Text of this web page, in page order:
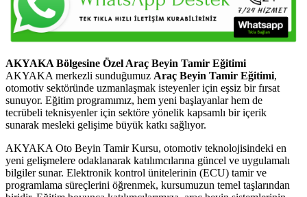
AKYAKA Bölgesine Özel Araç Beyin Tamir Eğitimi
AKYAKA merkezli sunduğumuz Araç Beyin Tamir Eğitimi,
otomotiv sektöründe uzmanlaşmak isteyenler için eşsiz bir fırsat
sunuyor. Eğitim programımız, hem yeni başlayanlar hem de
tecrübeli teknisyenler için sektöre yönelik kapsamlı bir içerik
sunarak mesleki gelişime büyük katkı sağlıyor.
AKYAKA Oto Beyin Tamir Kursu, otomotiv teknolojisindeki en
yeni gelişmelere odaklanarak katılımcılarına güncel ve uygulamalı
bilgiler sunar. Elektronik kontrol ünitelerinin (ECU) tamir ve
programlama süreçlerini öğrenmek, kursumuzun temel taşlarından